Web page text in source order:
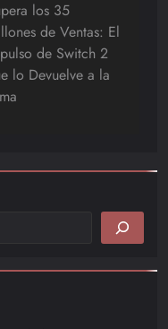
los 35
de Ventas: El
de Switch 2
lo Devuelve a la